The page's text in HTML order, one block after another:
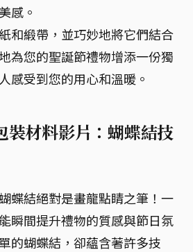
感。
和緞帶，並巧妙地將它們結合
為您的聖誕節禮物增添一份獨
感受到您的用心和溫暖。
裝材料影片：蝴蝶結技
蝶結絕對是畫龍點睛之筆！一
瞬間提升禮物的質感與節日氛
的蝴蝶結，卻蘊含著許多技